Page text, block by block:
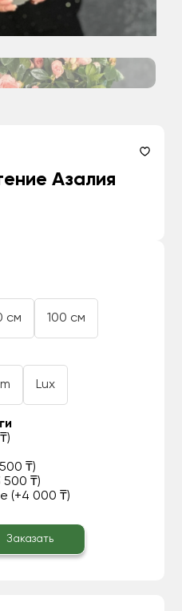
Азалия
см 100 см
Lux
₸)
500 ₸)
(+4 000 ₸)
Заказать